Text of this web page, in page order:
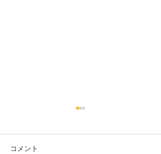
コメント